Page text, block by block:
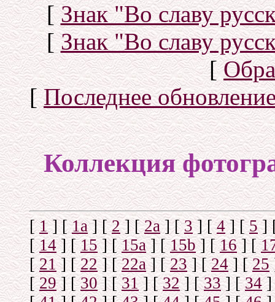
[Знак "Во славу
[Знак "Во славу
[
[Последнее
Коллекция
[1] [1а] [2] [2а] [3] [4] [5]
[14] [15] [15a] [15b] [16] [
[21] [22] [22a] [23] [24] [25
[29] [30] [31] [32] [33] [34]